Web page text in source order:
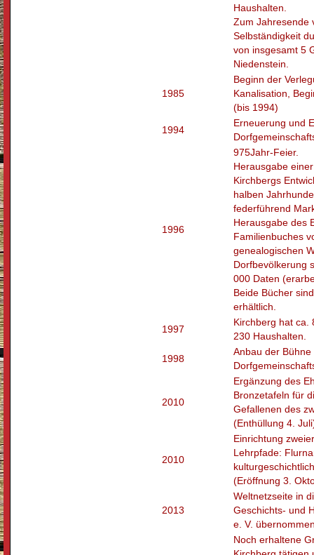
Haushalten.
Zum Jahresende
Selbständigkeit
von insgesamt 5
Niedenstein.
1985
Beginn der
Kanalisation,
(bis 1994)
1994
Erneuerung und
1996
975­Jahr-Feier.
Herausgabe
Kirchbergs
halben
federführend
Herausgabe des
Familienbuches
genealogischen
Dorfbevölkerung
000 Daten
Beide Bücher
erhältlich.
1997
Kirchberg hat ca.
230 Haushalten.
1998
Anbau der Bühne
2010
Ergänzung des
Bronzetafeln für
Gefallenen des
(Enthüllung 4.
2010
Einrichtung
Lehrpfade:
(Eröffnung 3.
2013
Weltnetzseite in
Geschichts- und
e. V.
Noch erhaltene